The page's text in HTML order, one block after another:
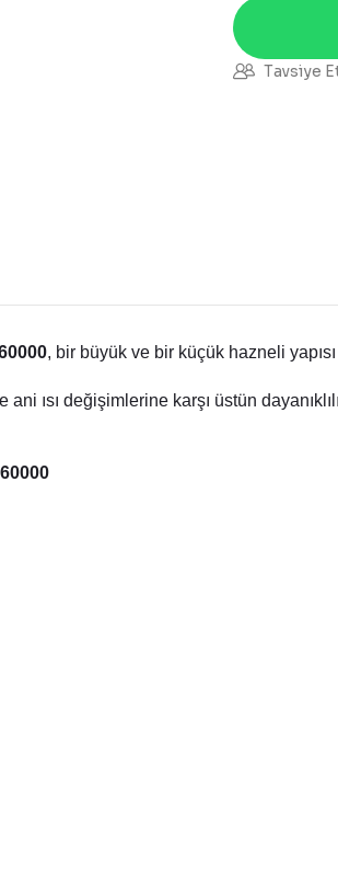
Tavsiye
, bir büyük ve bir küçük hazneli
ısı değişimlerine karşı üstün